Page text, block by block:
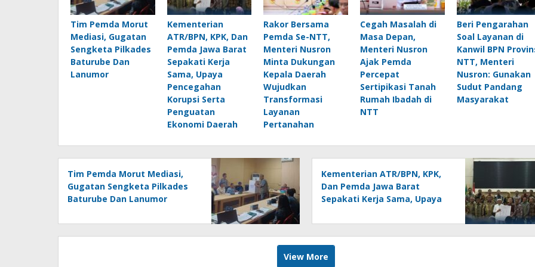
Tim Pemda Morut
Mediasi, Gugatan
Sengketa Pilkades
Baturube Dan
Lanumor
Kementerian
ATR/BPN, KPK, Dan
Pemda Jawa Barat
Sepakati Kerja
Sama, Upaya
Pencegahan
Korupsi Serta
Penguatan
Ekonomi Daerah
Rakor Bersama
Pemda Se-NTT,
Menteri Nusron
Minta Dukungan
Kepala Daerah
Wujudkan
Transformasi
Layanan
Pertanahan
Cegah Masalah di
Masa Depan,
Menteri Nusron
Ajak Pemda
Percepat
Sertipikasi Tanah
Rumah Ibadah di
NTT
Beri Pengarahan
Soal Layanan di
Kanwil BPN
NTT, Menteri
Nusron: Gunakan
Sudut Pandang
Masyarakat
Tim Pemda Morut Mediasi,
Gugatan Sengketa Pilkades
Baturube Dan Lanumor
Kementerian ATR/BPN, KPK,
Dan Pemda Jawa Barat
Sepakati Kerja Sama, Upaya
Penguatan Ekonomi Daerah
View More